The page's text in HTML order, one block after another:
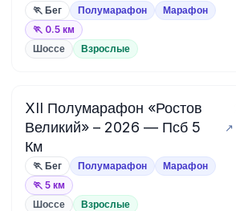
🏃 Бег Полумарафон
Марафон
🏃 0.5 км
Шоссе Взрослые
XII Полумарафон «Ростов
Великий» – 2026 — Псб 5
Км
🏃 Бег Полумарафон
Марафон
🏃 5 км
Шоссе Взрослые